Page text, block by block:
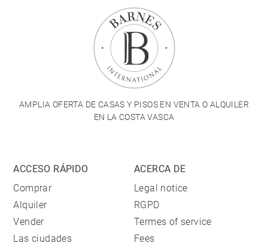
AMPLIA OFERTA DE CASAS Y PISOS EN VENTA O ALQUILER
EN LA COSTA VASCA
ACCESO RÁPIDO
Comprar
Alquiler
Vender
Las ciudades
ACERCA DE
Legal notice
RGPD
Termes of service
Fees